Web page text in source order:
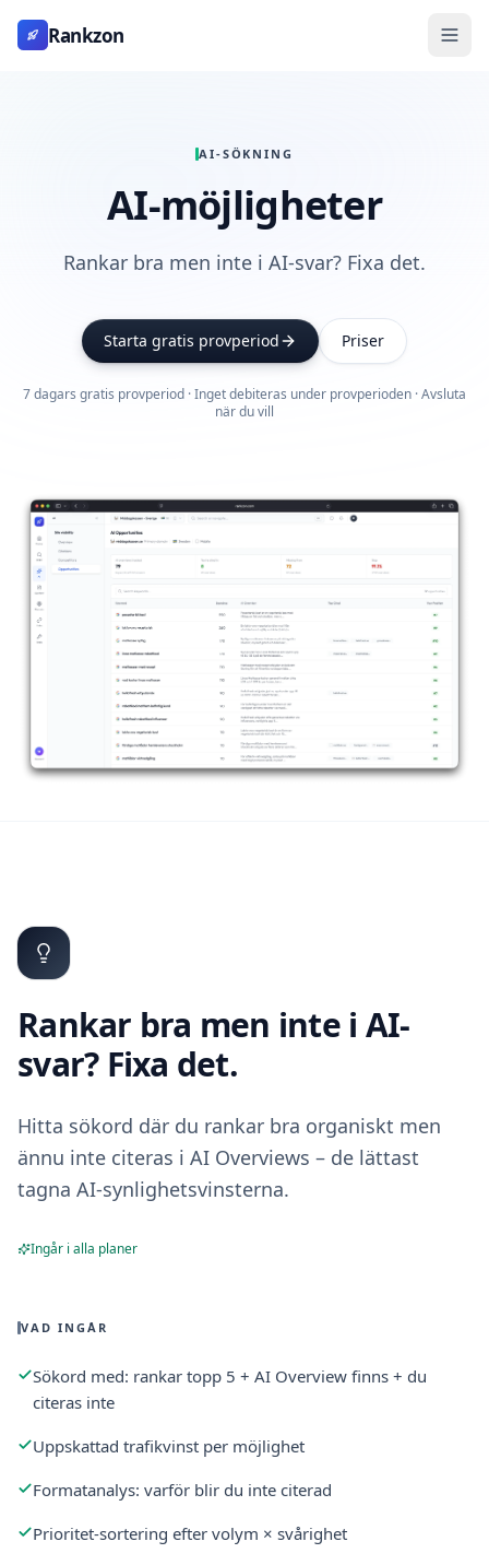
Rankzon
AI-SÖKNING
AI-möjligheter
Rankar bra men inte i AI-svar? Fixa det.
Starta gratis provperiod Priser
7 dagars gratis provperiod · Inget debiteras under provperioden · Avsluta
när du vill
Rankar bra men inte i AI-
svar? Fixa det.
Hitta sökord där du rankar bra organiskt men
ännu inte citeras i AI Overviews – de lättast
tagna AI-synlighetsvinsterna.
Ingår i alla planer
VAD INGÅR
Sökord med: rankar topp 5 + AI Overview finns + du
citeras inte
Uppskattad trafikvinst per möjlighet
Formatanalys: varför blir du inte citerad
Prioritet-sortering efter volym × svårighet